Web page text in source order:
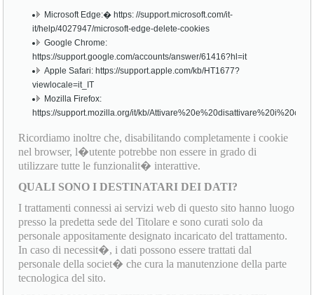
Microsoft Edge:� https: //support.microsoft.com/it-
it/help/4027947/microsoft-edge-delete-cookies
Google Chrome:
https://support.google.com/accounts/answer/61416?hl=it
Apple Safari: https://support.apple.com/kb/HT1677?
viewlocale=it_IT
Mozilla Firefox:
https://support.mozilla.org/it/kb/
Ricordiamo inoltre che, disabilitando completamente i cookie
nel browser, l�utente potrebbe non essere in grado di
utilizzare tutte le funzionalit� interattive.
QUALI SONO I DESTINATARI DEI DATI?
I trattamenti connessi ai servizi web di questo sito hanno luogo
presso la predetta sede del Titolare e sono curati solo da
personale appositamente designato incaricato del trattamento.
In caso di necessit�, i dati possono essere trattati dal
personale della societ� che cura la manutenzione della parte
tecnologica del sito.